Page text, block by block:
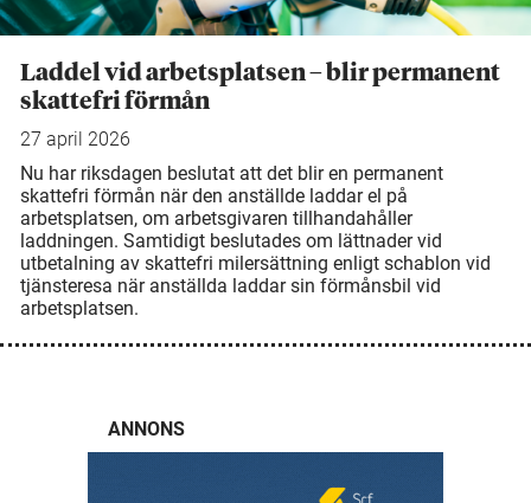
Laddel vid arbetsplatsen – blir permanent
skattefri förmån
27 april 2026
Nu har riksdagen beslutat att det blir en permanent
skattefri förmån när den anställde laddar el på
arbetsplatsen, om arbetsgivaren tillhandahåller
laddningen. Samtidigt beslutades om lättnader vid
utbetalning av skattefri milersättning enligt schablon vid
tjänsteresa när anställda laddar sin förmånsbil vid
arbetsplatsen.
ANNONS